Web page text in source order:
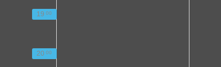
19 00
20 00